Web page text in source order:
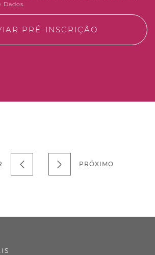
Dados.
PRÉ-INSCRIÇÃO
PRÓXIMO